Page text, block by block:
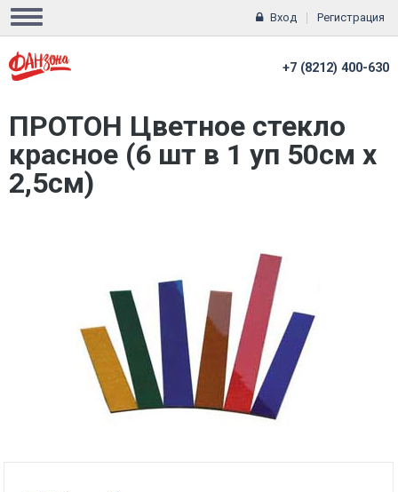
Вход Регистрация
+7 (8212) 400-630
ПРОТОН Цветное стекло
красное (6 шт в 1 уп 50см х
2,5см)